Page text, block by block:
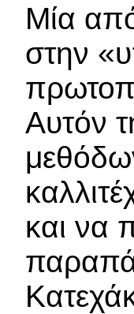
Μία
στην
Αυτόν
και να